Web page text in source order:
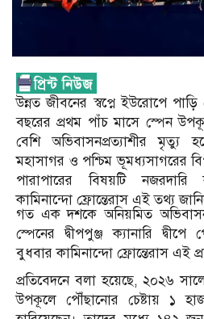
উন্নত জীবনের স্বপ্নে ইউরোপে
বছরের প্রথম পাঁচ মাসে স্পেন
বেশি অভিবাসনপ্রত্যাশীর মৃত্যু
মহাসাগর ও পশ্চিম ভূমধ্যসাগরের
পারাপারের বিষয়টি নজরদারি
কামিনান্দো ফ্রোন্তেরাস এই তথ্য
গত এক দশকে অনিয়মিত অভিবাসন
স্পেনের দ্বীপপুঞ্জ ক্যানারি
বুধবার কামিনান্দো ফ্রোন্তেরাস এই
প্রতিবেদনে বলা হয়েছে, ২০২৬
উপকূলে পৌঁছানোর চেষ্টায় ১